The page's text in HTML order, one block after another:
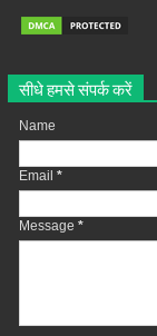
सीधे हमसे संपर्क करें
Name
Email *
Message *